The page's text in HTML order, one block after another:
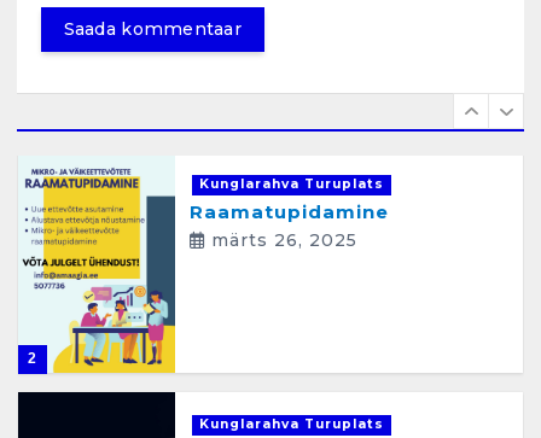
2
Kunglarahva Turuplats
Raamatupidamine
märts 26, 2025
Kunglarahva Turuplats